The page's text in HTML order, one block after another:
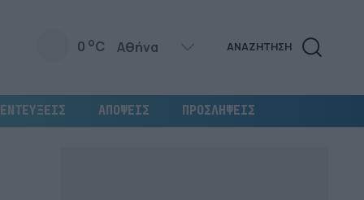
0 oC ΑΝΑΖΗΤΗΣΗ
ΑΠΟΨΕΙΣ ΠΡΟΣΛΗΨΕΙΣ